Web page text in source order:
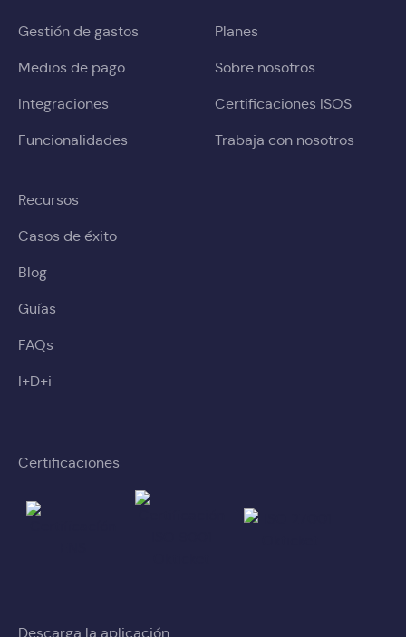
Gestión de gastos
Medios de pago
Integraciones
Funcionalidades
Planes
Sobre nosotros
Certificaciones ISOS
Trabaja con nosotros
Recursos
Casos de éxito
Blog
Guías
FAQs
I+D+i
Certificaciones
Descarga la aplicación